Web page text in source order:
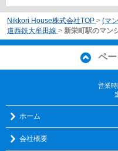
Nikkori House株式会社TOP > (マ
道西鉄大牟田線 > 新栄町駅のマン
ペ
営業
ホーム
会社概要